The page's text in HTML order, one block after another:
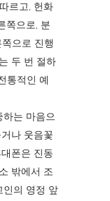
르고, 헌화
쪽으로, 분
으로 진행
두 번 절하
통적인 예
는 마음으
나 웃음꽃
폰은 진동
밖에서 조
인의 영정 앞